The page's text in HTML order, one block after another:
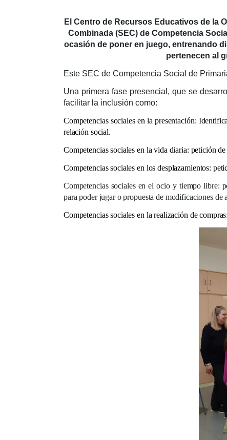
El Centro de Recursos Educativos de la
Combinada (SEC) de Competencia
ocasión de poner en juego, entrenando
pertenecen al
Este SEC de Competencia Social de
Una primera fase presencial, que se
facilitar la inclusión como:
Competencias sociales en la presentación:
relación social.
Competencias sociales en la vida diaria: petición
Competencias sociales en los desplazamientos: p
Competencias sociales en el ocio y tiempo libre:
para poder jugar o propuesta de modificaciones de
Competencias sociales en la realización de compras